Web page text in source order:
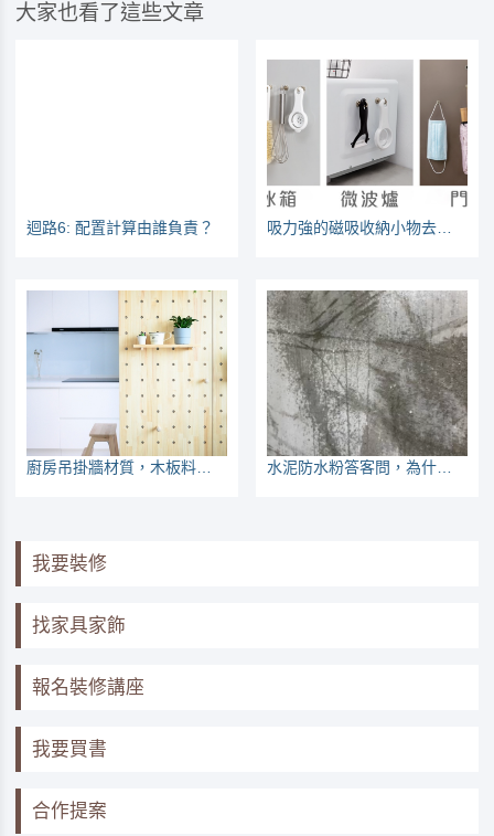
大家也看了這些文章
迴路6: 配置計算由誰負責？
我要裝修
找家具家飾
報名裝修講座
我要買書
合作提案